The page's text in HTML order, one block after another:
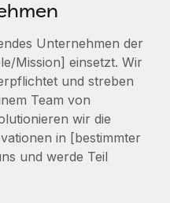
HR & Compliance
Screening
einer Partnerschaft
verfügbar
KI-Automatisierung
und Qualifikationen
Unternehmen der
Mission] einsetzt. Wir
und streben
Team von
wir die
in [bestimmter
und werde Teil